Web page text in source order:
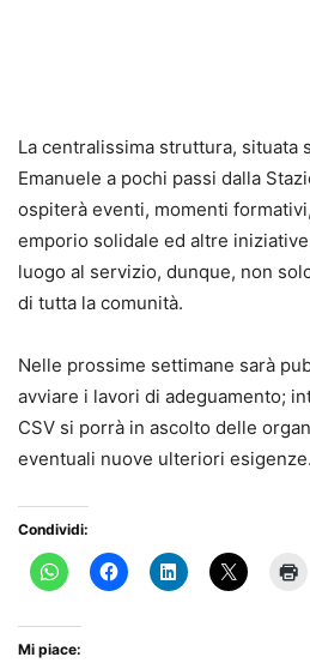
La centralissima struttura, situata
Emanuele a pochi passi dalla
ospiterà eventi, momenti
emporio solidale ed altre
luogo al servizio, dunque, non
di tutta la comunità.
Nelle prossime settimane sarà
avviare i lavori di adeguamento;
CSV si porrà in ascolto delle
eventuali nuove ulteriori esigenze.
Condividi:
Mi piace: